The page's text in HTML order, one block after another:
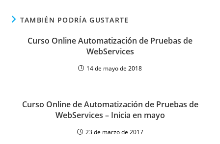
TAMBIÉN PODRÍA GUSTARTE
Curso Online Automatización de Pruebas de
WebServices
14 de mayo de 2018
Curso Online de Automatización de Pruebas de
WebServices – Inicia en mayo
23 de marzo de 2017